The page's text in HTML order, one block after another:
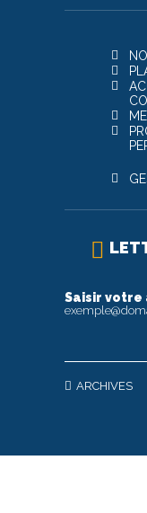
Saisir votre
ARCHIVES